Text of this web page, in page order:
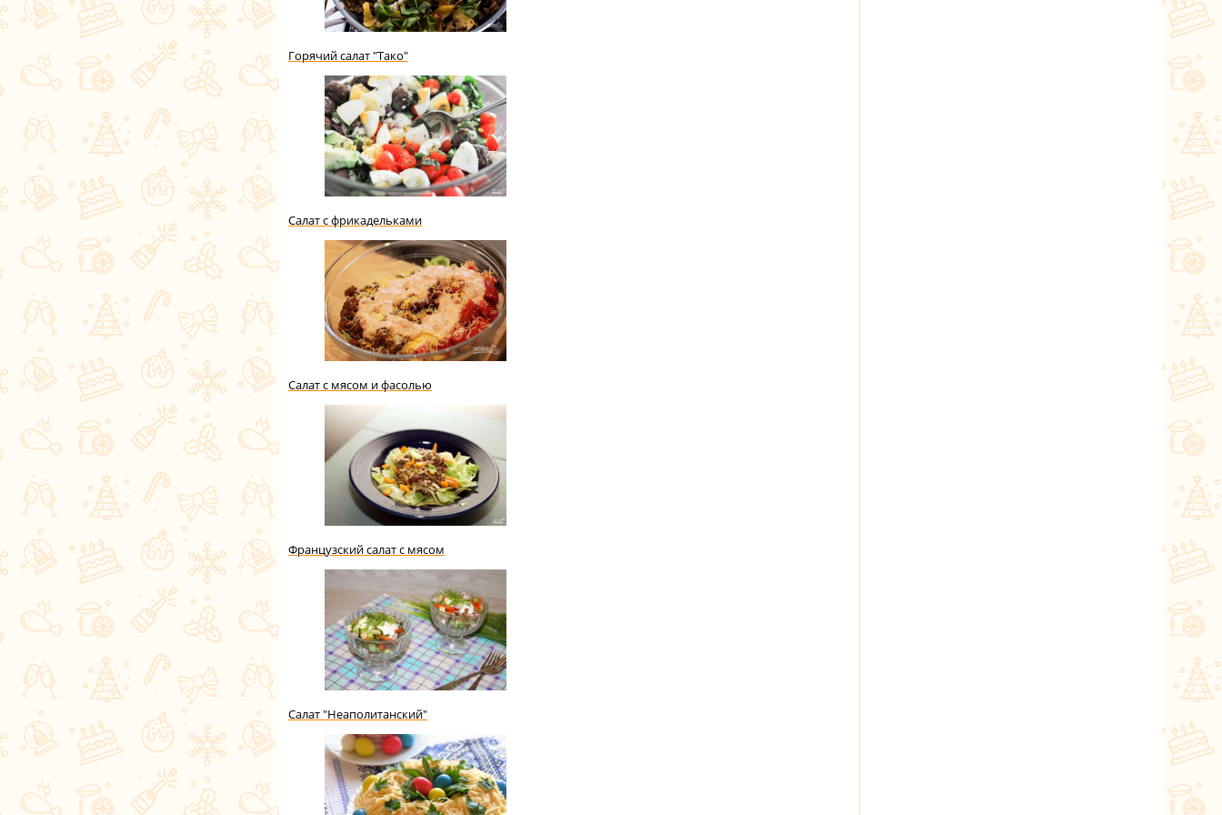
Горячий салат "Тако"
Салат с фрикадельками
Салат с мясом и фасолью
Французский салат с мясом
Салат "Неаполитанский"